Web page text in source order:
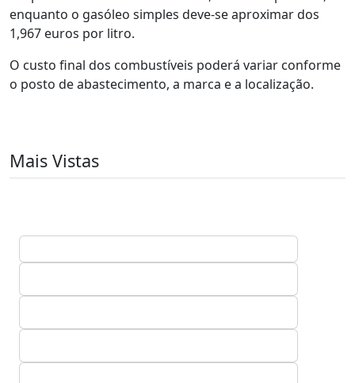
enquanto o gasóleo simples deve-se aproximar dos
1,967 euros por litro.
O custo final dos combustíveis poderá variar conforme
o posto de abastecimento, a marca e a localização.
Mais Vistas